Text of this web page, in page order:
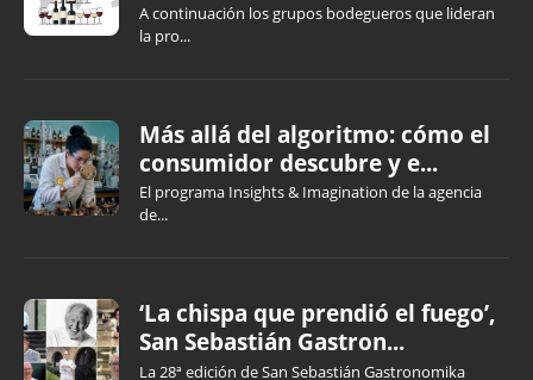
A continuación los grupos bodegueros que lideran
la pro...
Más allá del algoritmo: cómo el
consumidor descubre y e...
El programa Insights & Imagination de la agencia
de...
‘La chispa que prendió el fuego’,
San Sebastián Gastron...
La 28ª edición de San Sebastián Gastronomika